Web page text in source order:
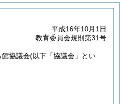
平成16年10月1日
教育委員会規則第31号
館協議会(以下「協議会」とい